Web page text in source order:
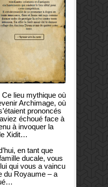
lieu mythique où
Archimage, où
prononcés
échoué face à
à invoquer la
Xidit…
en tant que
ducale, vous
qui vous a vaincu
du Royaume – a